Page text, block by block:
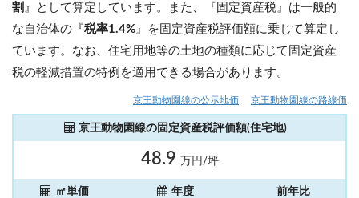
割 』として算定しています。また、『固定資産税』は一般的
な自治体の『税率1.4% 』を固定資産税評価額に乗じて算定し
ています。なお、住宅用地等の土地の種類に応じて固定資産
税の軽減措置の特例を適用できる場合があります。
京王動物園線の公示地価 京王動物園線の路線価
京王動物園線の固定資産税評価額(住宅地)
48.9 万円/坪
㎡単価 年度 前年比